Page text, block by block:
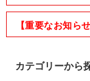
【重要なお知ら
カテゴリーから